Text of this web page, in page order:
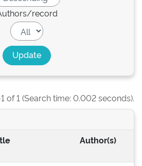
record
of 1 (Search time: 0.002 seconds).
Author(s)